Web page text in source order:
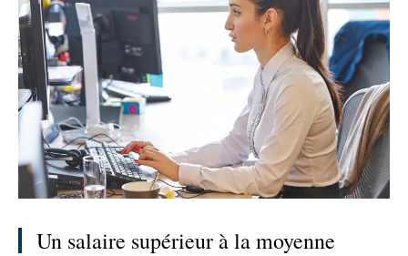
Un salaire supérieur à la moyenne